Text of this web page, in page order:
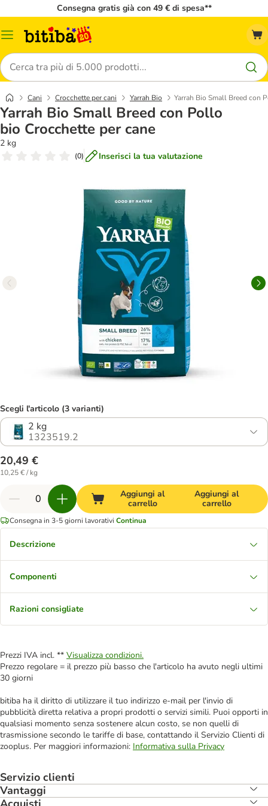
Consegna gratis già con 49 € di spesa**
Overview
Cerca
Cani Crocchette per cani Yarrah Bio Yarrah Bio Small Breed con
Yarrah Bio Small Breed con Pollo
bio Crocchette per cane
2 kg
(0) Inserisci la tua valutazione
Scegli l'articolo (3 varianti)
2 kg
1323519.2
20,49 €
10,25 € / kg
Aggiungi al
carrello
Aggiungi al
carrello
Consegna in 3-5 giorni lavorativi Continua
Descrizione
Componenti
Razioni consigliate
Prezzi IVA incl. ** Visualizza condizioni.
Prezzo regolare = il prezzo più basso che l'articolo ha avuto negli ultimi
30 giorni
bitiba ha il diritto di utilizzare il tuo indirizzo e-mail per l'invio di
pubblicità diretta relativa a propri prodotti o servizi simili. Puoi opporti in
qualsiasi momento senza sostenere alcun costo, se non quelli di
trasmissione secondo le tariffe di base, contattando il Servizio Clienti di
zooplus. Per maggiori informazioni: Informativa sulla Privacy
Servizio clienti
Vantaggi